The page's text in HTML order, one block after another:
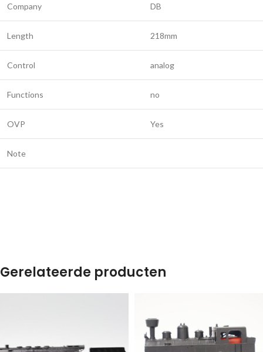
Company DB
Length 218mm
Control analog
Functions no
OVP Yes
Note
Gerelateerde producten